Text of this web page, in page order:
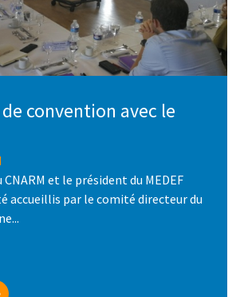
convention avec le
et le président du MEDEF
accueillis par le comité directeur du